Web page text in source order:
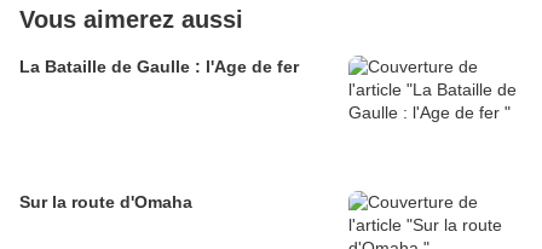
Vous aimerez aussi
La Bataille de Gaulle : l'Age de fer
Sur la route d'Omaha